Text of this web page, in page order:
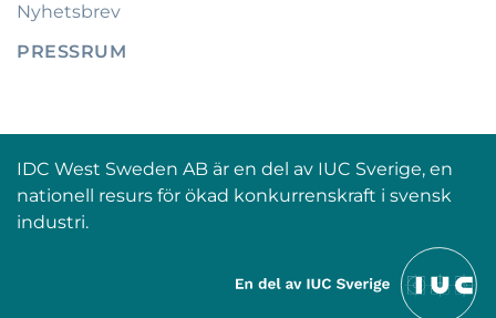
Nyhetsbrev
PRESSRUM
IDC West Sweden AB är en del av IUC Sverige, en
nationell resurs för ökad konkurrenskraft i svensk
industri.